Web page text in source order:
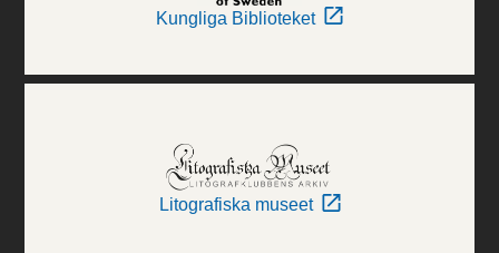
Kungliga Biblioteket
Litografiska museet